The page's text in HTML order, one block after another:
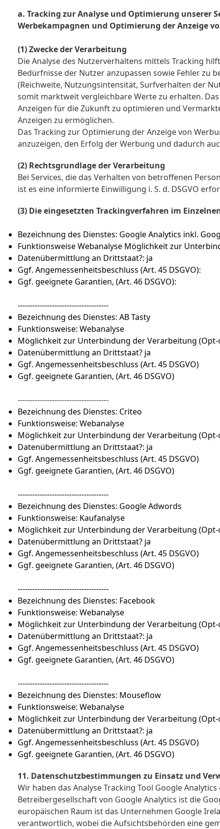
a. Tracking zur Analyse und Optimierung unserer
Werbekampagnen und Optimierung der Anzeige
(1) Zwecke der Verarbeitung
Die Analyse des Nutzerverhaltens mittels Tracking
Bedürfnisse der Nutzer anzupassen sowie Fehler zu
(Reichweite, Nutzungsintensität, Surfverhalten der
somit marktweit vergleichbare Werte zu erhalten.
Anzeigen für die Zukunft zu optimieren und
Anzeigen zu ermöglichen.
Das Tracking zur Optimierung der Anzeige von
anzuzeigen, den Erfolg der Werbung und dadurch
(2) Rechtsgrundlage der Verarbeitung
Bei Services, die das Verhalten von betroffenen
ist es eine informierte Einwilligung i. S. d. DSGVO
(3) Die eingesetzten Trackingverfahren im
Bezeichnung des Dienstes: Google Analytics inkl.
Funktionsweise Webanalyse Möglichkeit zur
Datenübermittlung an Drittstaat?: ja
Ggf. Angemessenheitsbeschluss (Art. 45 DSGVO):
Ggf. geeignete Garantien, (Art. 46 DSGVO):
-------------------------------------
Bezeichnung des Dienstes: AB Tasty
Funktionsweise: Webanalyse
Möglichkeit zur Unterbindung der Verarbeitung
Datenübermittlung an Drittstaat? ja
Ggf. Angemessenheitsbeschluss (Art. 45 DSGVO)
Ggf. geeignete Garantien, (Art. 46 DSGVO)
-------------------------------------
Bezeichnung des Dienstes: Criteo
Funktionsweise: Webanalyse
Möglichkeit zur Unterbindung der Verarbeitung
Datenübermittlung an Drittstaat?: ja
Ggf. Angemessenheitsbeschluss (Art. 45 DSGVO)
Ggf. geeignete Garantien, (Art. 46 DSGVO)
-------------------------------------
Bezeichnung des Dienstes: Google Adwords
Funktionsweise: Kaufanalyse
Möglichkeit zur Unterbindung der Verarbeitung
Datenübermittlung an Drittstaat? ja
Ggf. Angemessenheitsbeschluss (Art. 45 DSGVO)
Ggf. geeignete Garantien, (Art. 46 DSGVO)
-------------------------------------
Bezeichnung des Dienstes: Facebook
Funktionsweise: Webanalyse
Möglichkeit zur Unterbindung der Verarbeitung
Datenübermittlung an Drittstaat?: ja
Ggf. Angemessenheitsbeschluss (Art. 45 DSGVO)
Ggf. geeignete Garantien, (Art. 46 DSGVO)
-------------------------------------
Bezeichnung des Dienstes: Mouseflow
Funktionsweise: Webanalyse
Möglichkeit zur Unterbindung der Verarbeitung
Datenübermittlung an Drittstaat?: ja
Ggf. Angemessenheitsbeschluss (Art. 45 DSGVO)
Ggf. geeignete Garantien, (Art. 46 DSGVO)
11. Datenschutzbestimmungen zu Einsatz und
Wir haben das Analyse Tracking Tool Google
Betreibergesellschaft von Google Analytics ist die
europäischen Raum ist das Unternehmen Google
verantwortlich, wobei die Aufsichtsbehörden eine